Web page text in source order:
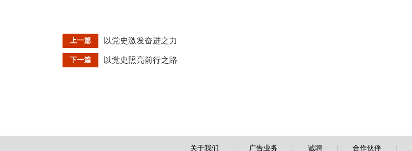
上一篇 以党史激发奋进之力
下一篇 以党史照亮前行之路
关于我们 广告业务 诚聘| 合作伙伴|